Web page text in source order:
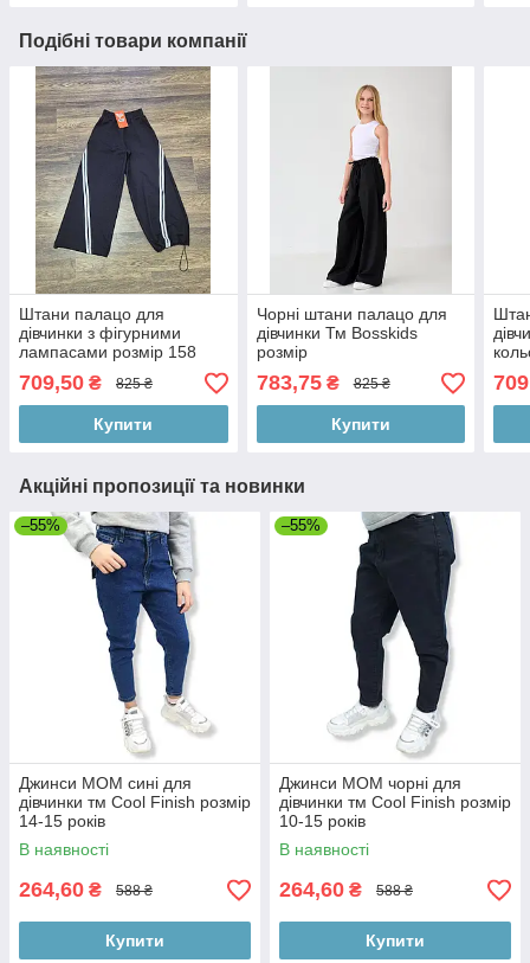
Подібні товари компанії
Штани палацо для
дівчинки з фігурними
лампасами розмір 158
709,50 ₴ 825 ₴
Купити
Чорні штани палацо для
дівчинки Тм Bosskids
розмір
783,75₴ 825 ₴
Купити
128
Акційні пропозиції та новинки
–55%
Джинси МОМ сині для
дівчинки тм Cool Finish розмір
14-15 років
В наявності
264,60 ₴ 588 ₴
Купити
–55%
Джинси МОМ чорні для
дівчинки тм Cool Finish розмір
10-15 років
В наявності
264,60 ₴ 588 ₴
Купити